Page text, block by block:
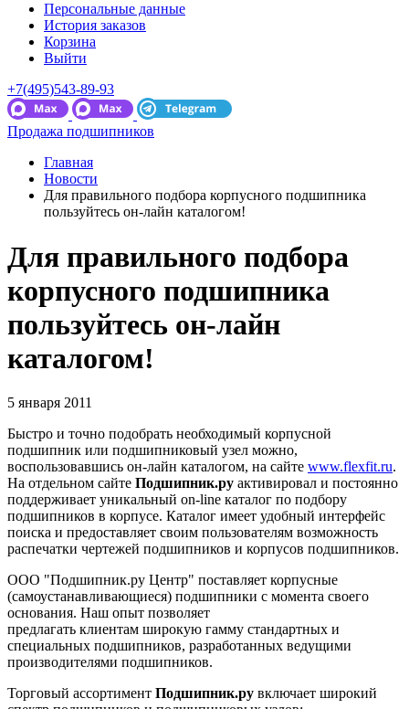
Персональные данные
История заказов
Корзина
Выйти
+7(495)543-89-93
Продажа подшипников
Главная
Новости
Для правильного подбора корпусного подшипника
пользуйтесь он-лайн каталогом!
Для правильного подбора
корпусного подшипника
пользуйтесь он-лайн
каталогом!
5 января 2011
Быстро и точно подобрать необходимый корпусной
подшипник или подшипниковый узел можно,
воспользовавшись он-лайн каталогом, на сайте www.flexfit.ru.
На отдельном сайте Подшипник.ру активировал и постоянно
поддерживает уникальный on-line каталог по подбору
подшипников в корпусе. Каталог имеет удобный интерфейс
поиска и предоставляет своим пользователям возможность
распечатки чертежей подшипников и корпусов подшипников.
ООО "Подшипник.ру Центр" поставляет корпусные
(самоустанавливающиеся) подшипники с момента своего
основания. Наш опыт позволяет
предлагать клиентам широкую гамму стандартных и
специальных подшипников, разработанных ведущими
производителями подшипников.
Торговый ассортимент Подшипник.ру включает широкий